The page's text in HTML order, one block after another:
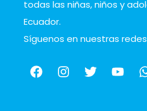
todas las niñas, niños y
Ecuador.
Síguenos en nuestras